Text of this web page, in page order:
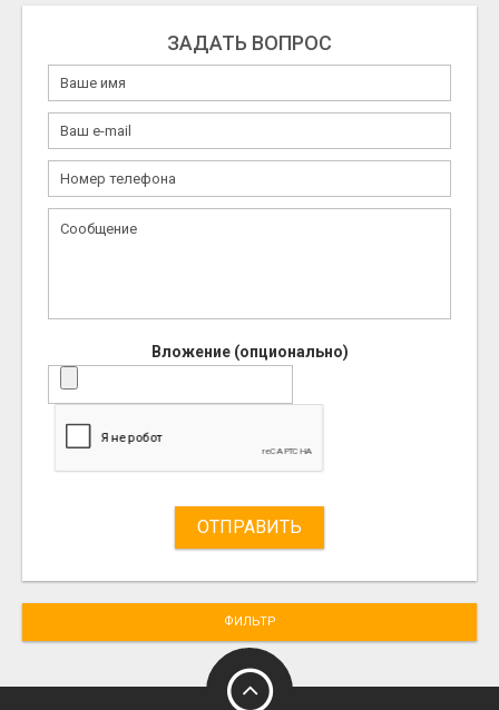
ЗАДАТЬ ВОПРОС
Вложение (опционально)
ОТПРАВИТЬ
ФИЛЬТР